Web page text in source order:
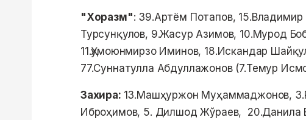
"Хоразм": 39.Артём Потапов, 15.Владимир
Турсунқулов, 9.Жасур Азимов, 10.Мурод
11.Ҳумоюнмирзо Иминов, 18.Искандар
77.Суннатулла Абдуллажонов (7.Темур
Захира: 13.Машҳуржон Муҳаммаджонов,
Иброҳимов, 5. Дилшод Жўраев, 20.Данила